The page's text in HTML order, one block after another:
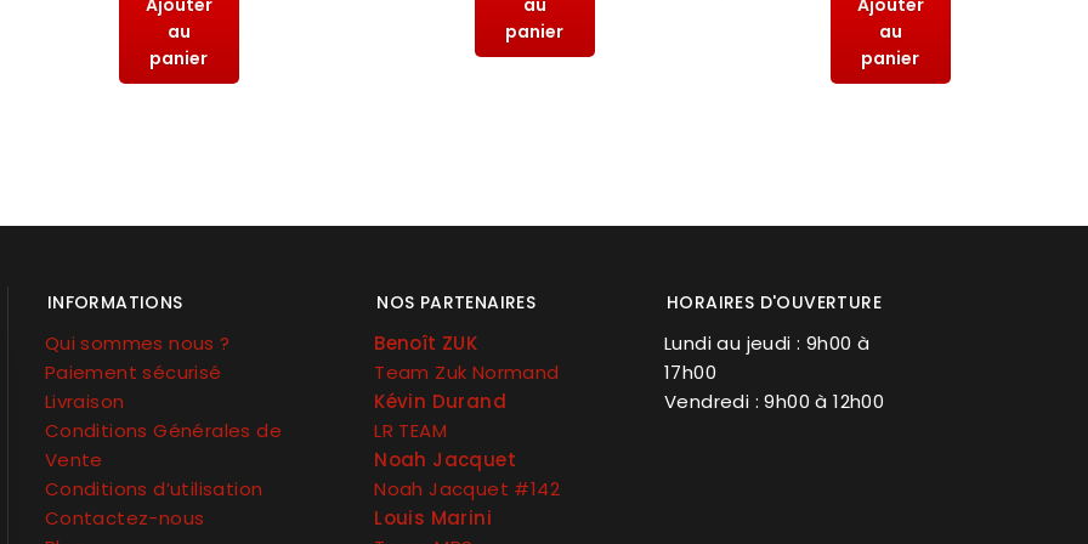
au
panier
panier
au
panier
INFORMATIONS
Qui sommes nous ?
Paiement sécurisé
Livraison
Conditions Générales de
Vente
Conditions d’utilisation
Contactez-nous
NOS PARTENAIRES
Benoît ZUK
Team Zuk Normand
Kévin Durand
LR TEAM
Noah Jacquet
Noah Jacquet #142
Louis Marini
HORAIRES D'OUVERTURE
Lundi au jeudi : 9h00 à
17h00
Vendredi : 9h00 à 12h00